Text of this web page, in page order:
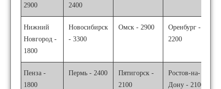
2900
2400
Нижний
Новгород -
1800
Новосибирск
- 3300
Омск - 2900
Оренбург -
2200
Пенза -
1800
Пермь - 2400
Пятигорск -
2100
Ростов-на-
Дону - 2100